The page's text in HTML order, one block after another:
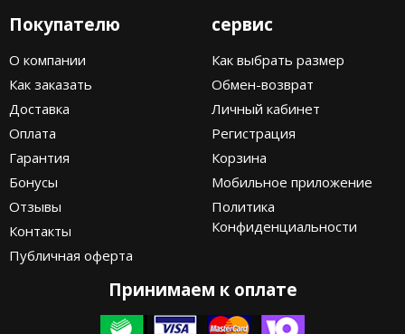
Покупателю
О компании
Как заказать
Доставка
Оплата
Гарантия
Бонусы
Отзывы
Контакты
Публичная оферта
сервис
Как выбрать размер
Обмен-возврат
Личный кабинет
Регистрация
Корзина
Мобильное приложение
Политика
Конфиденциальности
Принимаем к оплате